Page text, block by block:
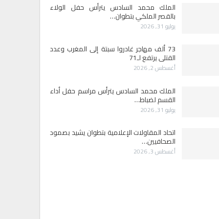
الملك محمد السادس يترأس حفل الولاء
بالقصر الملكي بتطوان…
يوليو 31, 2026
73 ألف مهاجر غادروا سبتة إلى المغرب وعدد
القتلى يرتفع لـ71
أغسطس 2, 2026
الملك محمد السادس يترأس مراسم حفل أداء
القسم لضباط…
يوليو 31, 2026
اتحاد المقاولات الإعلامية بتطوان يشيد بصمود
الصحافيين…
أغسطس 3, 2026